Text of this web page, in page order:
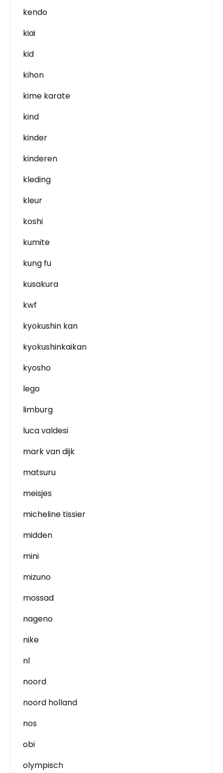
kendo
kiai
kid
kihon
kime karate
kind
kinder
kinderen
kleding
kleur
koshi
kumite
kung fu
kusakura
kwf
kyokushin kan
kyokushinkaikan
kyosho
lego
limburg
luca valdesi
mark van dijk
matsuru
meisjes
micheline tissier
midden
mini
mizuno
mossad
nageno
nike
nl
noord
noord holland
nos
obi
olympisch